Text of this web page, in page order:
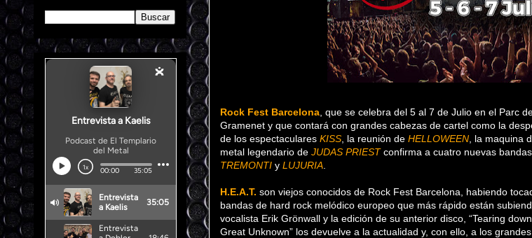
Rock Fest Barcelona , que se celebra del 5 al 7 de Julio en el Parc
Gramenet y que contará con grandes cabezas de cartel como la
de los espectaculares KISS , la reunión de HELLOWEEN , la maquina
metal legendario de JUDAS PRIESTconfirma a cuatro nuevas
TREMONTI y LUJURIA
H.E.A.T. son viejos conocidos de Rock Fest Barcelona, habiendo
bandas de hard rock melódico europeo que más rápido están
vocalista Erik Grönwall y la edición de su anterior disco, “Tearing
Great Unknown” los devuelve a la actualidad y, con ello, a los